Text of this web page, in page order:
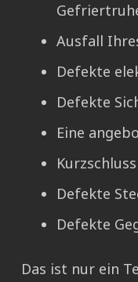
Ausfall
Defekte
Defekte
Eine
Defekte
Defekte
Das ist nur ein